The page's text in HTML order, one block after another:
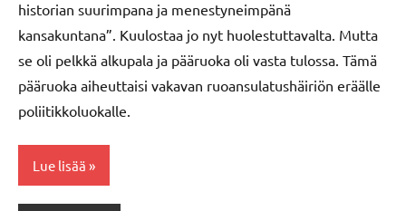
historian suurimpana ja menestyneimpänä
kansakuntana”. Kuulostaa jo nyt huolestuttavalta. Mutta
se oli pelkkä alkupala ja pääruoka oli vasta tulossa. Tämä
pääruoka aiheuttaisi vakavan ruoansulatushäiriön eräälle
poliitikkoluokalle.
Lue lisää